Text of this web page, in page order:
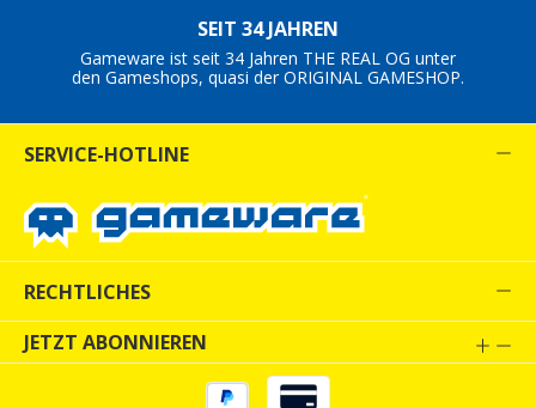
SEIT 34 JAHREN
Gameware ist seit 34 Jahren THE REAL OG unter
den Gameshops, quasi der ORIGINAL GAMESHOP.
SERVICE-HOTLINE
RECHTLICHES
JETZT ABONNIEREN